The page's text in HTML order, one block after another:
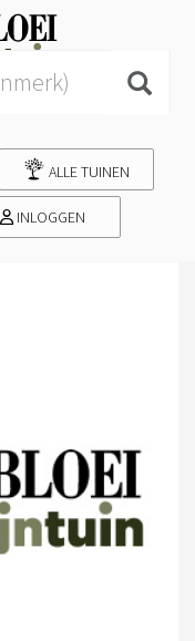
ALLE TUINEN
INLOGGEN